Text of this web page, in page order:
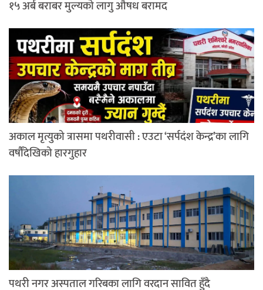
१५ अर्ब बराबर मुल्यको लागु औषध बरामद
अकाल मृत्युको त्रासमा पथरीवासी : एउटा ‘सर्पदंश केन्द्र’का लागि
वर्षौंदेखिको हारगुहार
पथरी नगर अस्पताल गरिबका लागि वरदान सावित हुँदै